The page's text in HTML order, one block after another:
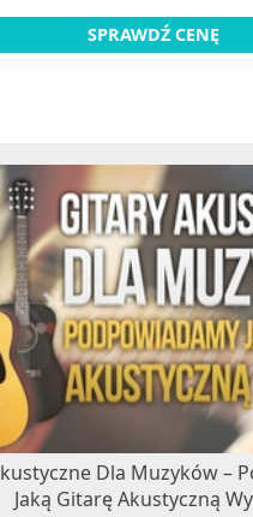
SPRAWDŹ CENĘ
Dla Muzyków –
Jaką Gitarę Akustyczną